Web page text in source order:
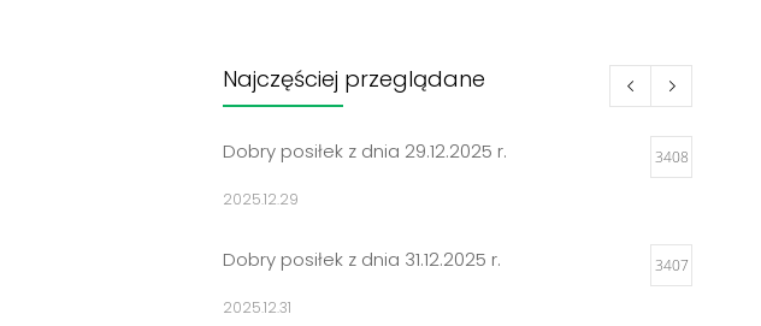
Najczęściej przeglądane
Dobry posiłek z dnia 29.12.2025 r. 3408
2025.12.29
Dobry posiłek z dnia 31.12.2025 r. 3407
2025.12.31